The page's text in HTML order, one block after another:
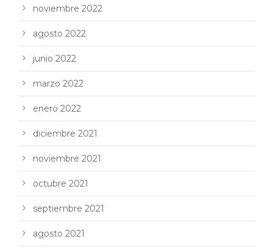
noviembre 2022
agosto 2022
junio 2022
marzo 2022
enero 2022
diciembre 2021
noviembre 2021
octubre 2021
septiembre 2021
agosto 2021